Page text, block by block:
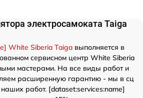
электросамоката Taiga
White Siberia Taiga выполняется в
сервисном центр White Siberia
мастерами. На все виды работ и
расширенную гарантию - мы в сц
работ. [dataset:services:name]